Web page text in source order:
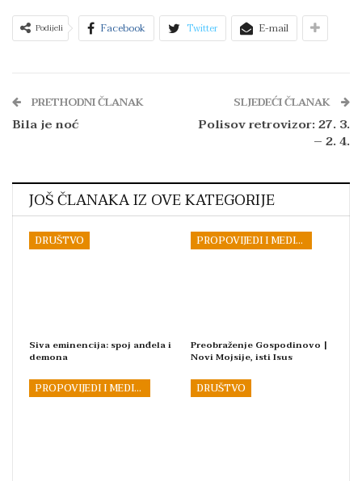
Podijeli Facebook Twitter E-mail
PRETHODNI ČLANAK
Bila je noć
SLJEDEĆI ČLANAK
Polisov retrovizor: 27. 3.
– 2. 4.
JOŠ ČLANAKA IZ OVE KATEGORIJE
DRUŠTVO
Siva eminencija: spoj anđela i
demona
PROPOVIJEDI I MEDITACIJE
Preobraženje Gospodinovo |
Novi Mojsije, isti Isus
PROPOVIJEDI I MEDITACIJE DRUŠTVO